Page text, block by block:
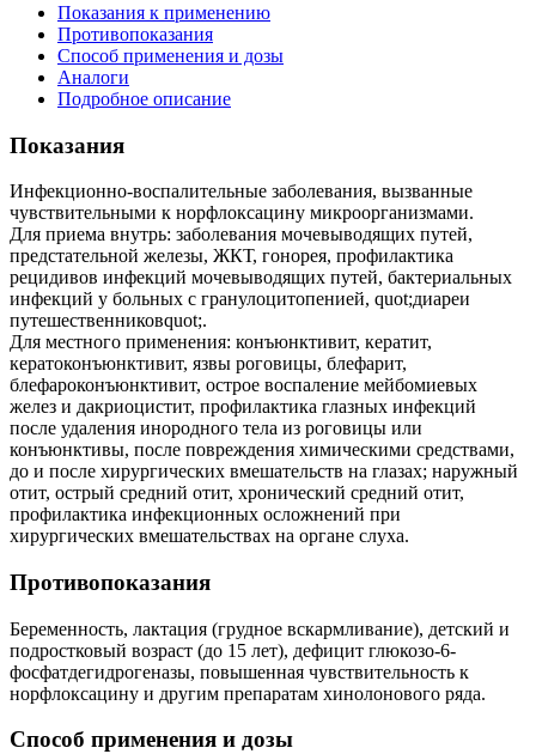
Показания к применению
Противопоказания
Способ применения и дозы
Аналоги
Подробное описание
Показания
Инфекционно-воспалительные заболевания, вызванные
чувствительными к норфлоксацину микроорганизмами.
Для приема внутрь: заболевания мочевыводящих путей,
предстательной железы, ЖКТ, гонорея, профилактика
рецидивов инфекций мочевыводящих путей, бактериальных
инфекций у больных с гранулоцитопенией, quot;диареи
путешественниковquot;.
Для местного применения: конъюнктивит, кератит,
кератоконъюнктивит, язвы роговицы, блефарит,
блефароконъюнктивит, острое воспаление мейбомиевых
желез и дакриоцистит, профилактика глазных инфекций
после удаления инородного тела из роговицы или
конъюнктивы, после повреждения химическими средствами,
до и после хирургических вмешательств на глазах; наружный
отит, острый средний отит, хронический средний отит,
профилактика инфекционных осложнений при
хирургических вмешательствах на органе слуха.
Противопоказания
Беременность, лактация (грудное вскармливание), детский и
подростковый возраст (до 15 лет), дефицит глюкозо-6-
фосфатдегидрогеназы, повышенная чувствительность к
норфлоксацину и другим препаратам хинолонового ряда.
Способ применения и дозы